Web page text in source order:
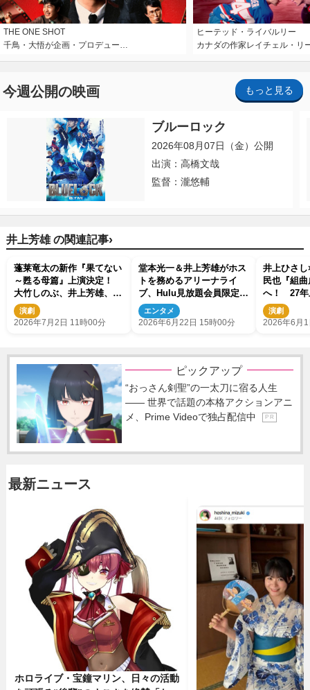
THE ONE SHOT
千鳥・大悟が企画・プロデュー…
ヒーテッド・ライバルリー
カナダの作家レイチェル・リ
今週公開の映画 もっと見る
ブルーロック
2026年08月07日（金）公開
出演：高橋文哉
監督：瀧悠輔
井上芳雄 の関連記事›
蓬莱竜太の新作『果てない
～甦る母篇』上演決定！
大竹しのぶ、井上芳雄、伊
藤沙莉らキャストも発表
演劇
2026年7月2日 11時00分
堂本光一＆井上芳雄がホス
トを務めるアリーナライ
ブ、Hulu見放題会員限定で
先行抽選受付決定
エンタメ
2026年6月22日 15時00分
井上ひさ
民也『組
へ！ 27
に秋山菜
演劇
2026年6月
ピックアップ
“おっさん剣聖”の一太刀に宿る人生
―― 世界で話題の本格アクションアニ
メ、Prime Videoで独占配信中
P R
最新ニュース
ホロライブ・宝鐘マリン、日々の活動